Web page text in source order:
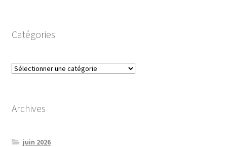
Catégories
Catégories
Archives
juin 2026